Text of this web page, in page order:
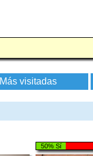
Más visitadas
50% Sí